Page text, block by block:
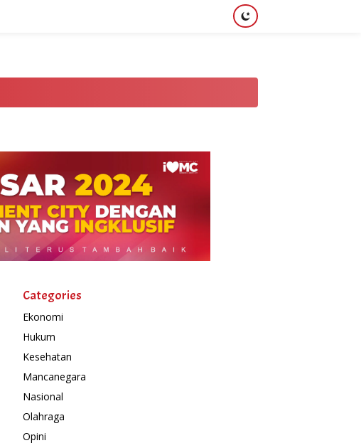
Categories
Ekonomi
Hukum
Kesehatan
Mancanegara
Nasional
Olahraga
Opini